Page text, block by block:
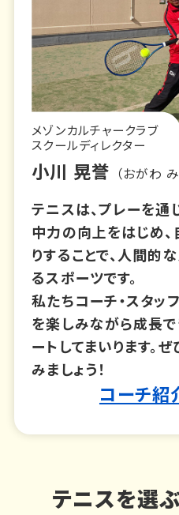
テニスは、プレーを
中力の向上をはじめ
りすることで、人間的
るスポーツです。
私たちコーチ・スタッ
を楽しみながら成長で
ートしてまいります。
みましょう！
コーチ紹
メゾンカルチャークラブ
スクールディレクター
小川 晃誉 （おがわ
テニスを選